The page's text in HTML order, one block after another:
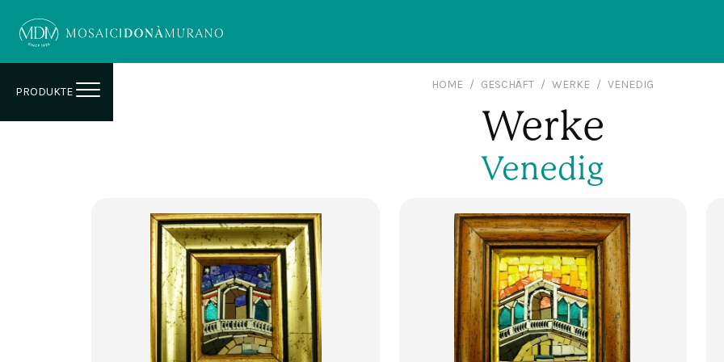
PRODUKTE
HOME GESCHÄFT WERKE VENEDIG
Werke
Venedig